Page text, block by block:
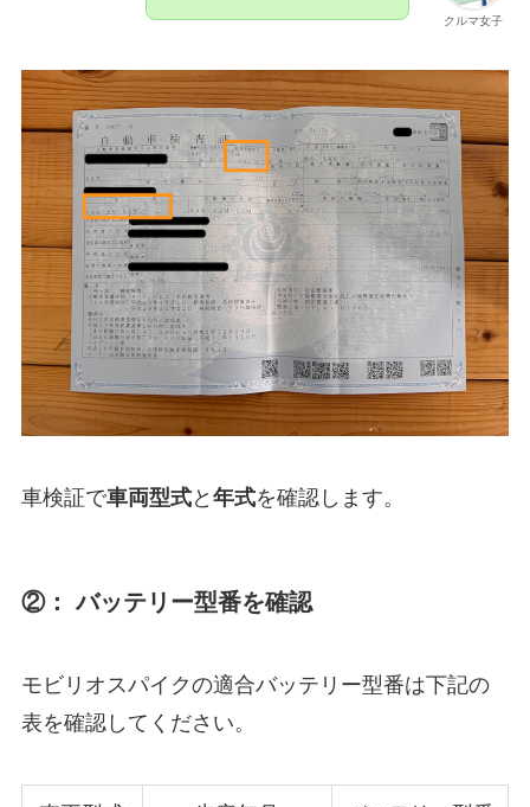
クルマ女子
車検証で車両型式と 年式を確認します。
②： バッテリー型番を確認
モビリオスパイクの適合バッテリー型番は下記の
表を確認してください。